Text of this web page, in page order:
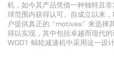
机，如今其产品凭借一种独特且
球范围内获得认可。自成立以来
户提供真正的 “motives” 来选择
得以实现，其中包括卓越而现代
WG01 蜗轮减速机中采用这一设